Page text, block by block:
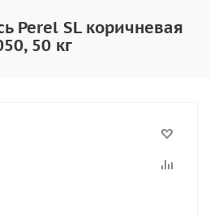
Perel SL коричневая
50 кг